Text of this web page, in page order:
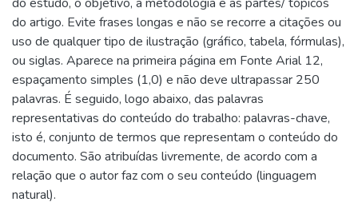
do artigo. Evite frases longas e não se recorre a citações ou
uso de qualquer tipo de ilustração (gráfico, tabela, fórmulas),
ou siglas. Aparece na primeira página em Fonte Arial 12,
espaçamento simples (1,0) e não deve ultrapassar 250
palavras. É seguido, logo abaixo, das palavras
representativas do conteúdo do trabalho: palavras-chave,
isto é, conjunto de termos que representam o conteúdo do
documento. São atribuídas livremente, de acordo com a
relação que o autor faz com o seu conteúdo (linguagem
natural).